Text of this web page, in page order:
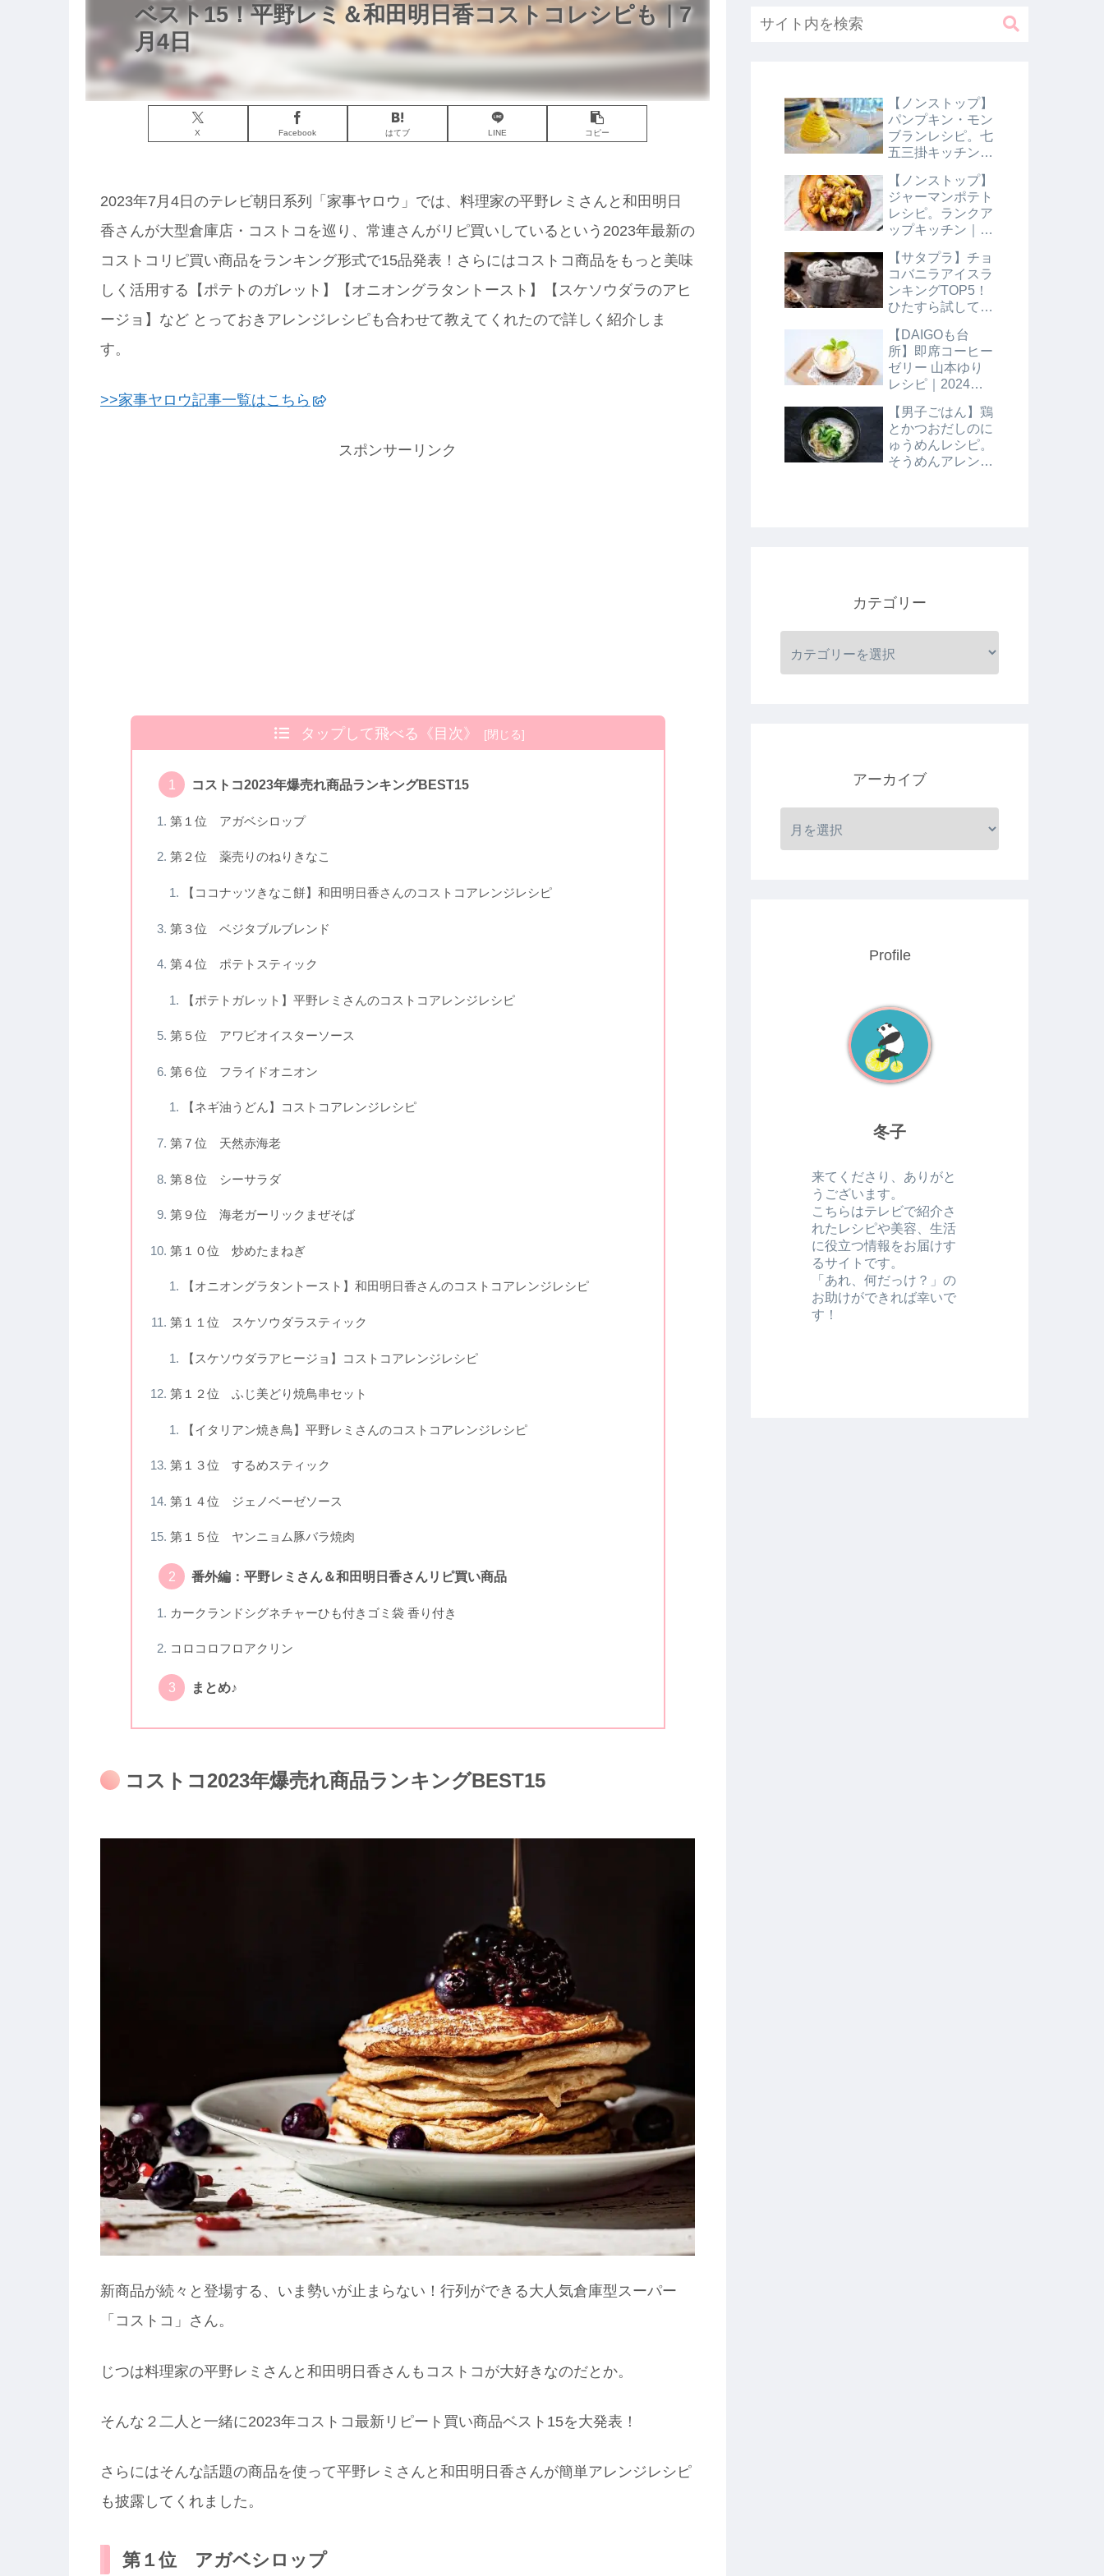
ベスト15！平野レミ＆和田明日香コストコレシピも｜7
月4日
X Facebook はてブ LINE コピー
2023年7月4日のテレビ朝日系列「家事ヤロウ」では、料理家の平野レミさんと和田明日
香さんが大型倉庫店・コストコを巡り、常連さんがリピ買いしているという2023年最新の
コストコリピ買い商品をランキング形式で15品発表！さらにはコストコ商品をもっと美味
しく活用する【ポテトのガレット】【オニオングラタントースト】【スケソウダラのアヒ
ージョ】など とっておきアレンジレシピも合わせて教えてくれたので詳しく紹介しま
す。
>>家事ヤロウ記事一覧はこちら
スポンサーリンク
タップして飛べる《目次》
コストコ2023年爆売れ商品ランキングBEST15
第１位 アガベシロップ
第２位 薬売りのねりきなこ
【ココナッツきなこ餅】和田明日香さんのコストコアレンジレシピ
第３位 ベジタブルブレンド
第４位 ポテトスティック
【ポテトガレット】平野レミさんのコストコアレンジレシピ
第５位 アワビオイスターソース
第６位 フライドオニオン
【ネギ油うどん】コストコアレンジレシピ
第７位 天然赤海老
第８位 シーサラダ
第９位 海老ガーリックまぜそば
第１０位 炒めたまねぎ
【オニオングラタントースト】和田明日香さんのコストコアレンジレシピ
第１１位 スケソウダラスティック
【スケソウダラアヒージョ】コストコアレンジレシピ
第１２位 ふじ美どり焼鳥串セット
【イタリアン焼き鳥】平野レミさんのコストコアレンジレシピ
第１３位 するめスティック
第１４位 ジェノベーゼソース
第１５位 ヤンニョム豚バラ焼肉
番外編：平野レミさん＆和田明日香さんリピ買い商品
カークランドシグネチャーひも付きゴミ袋 香り付き
コロコロフロアクリン
まとめ♪
コストコ2023年爆売れ商品ランキングBEST15
新商品が続々と登場する、いま勢いが止まらない！行列ができる大人気倉庫型スーパー
「コストコ」さん。
じつは料理家の平野レミさんと和田明日香さんもコストコが大好きなのだとか。
そんな２二人と一緒に2023年コストコ最新リピート買い商品ベスト15を大発表！
さらにはそんな話題の商品を使って平野レミさんと和田明日香さんが簡単アレンジレシピ
も披露してくれました。
第１位 アガベシロップ
【ノンストップ】
パンプキン・モン
ブランレシピ。七
五三掛キッチン｜
【ノンストップ】
ジャーマンポテト
レシピ。ランクア
ップキッチン｜10
【サタプラ】チョ
コバニラアイスラ
ンキングTOP5！
ひたすら試してラ
日【サタデープラ
ス】
【DAIGOも台
所】即席コーヒー
ゼリー 山本ゆり
レシピ｜2024年8
【男子ごはん】鶏
とかつおだしのに
ゅうめんレシピ。
そうめんアレンジ
カテゴリー
アーカイブ
Profile
冬子
来てくださり、ありがと
うございます。
こちらはテレビで紹介さ
れたレシピや美容、生活
に役立つ情報をお届けす
るサイトです。
「あれ、何だっけ？」の
お助けができれば幸いで
す！